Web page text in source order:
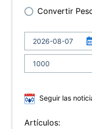
Convertir
Seguir las
Artículos: